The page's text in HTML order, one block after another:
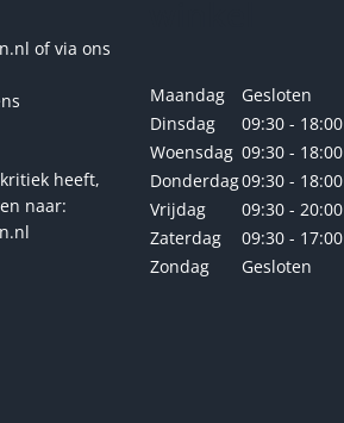
productpagina
of via ons
heeft,
naar:
Maandag
Gesloten
Dinsdag
09:30 - 18:00
Woensdag 09:30 - 18:00
Donderdag09:30 - 18:00
Vrijdag
09:30 - 20:00
Zaterdag
09:30 - 17:00
Zondag
Gesloten